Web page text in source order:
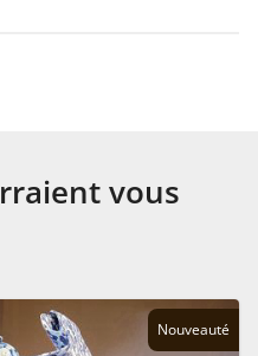
vous
Nouveauté